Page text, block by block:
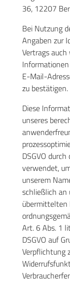
36, 12207
Bei Nutzung
Angaben zur
Vertrags
E-Mail-
zu bestätigen.
Diese
unseres
DSGVO
verwendet,
unserem
schließlich an
übermittelten
Art. 6 Abs. 1
DSGVO auf
Verpflichtung